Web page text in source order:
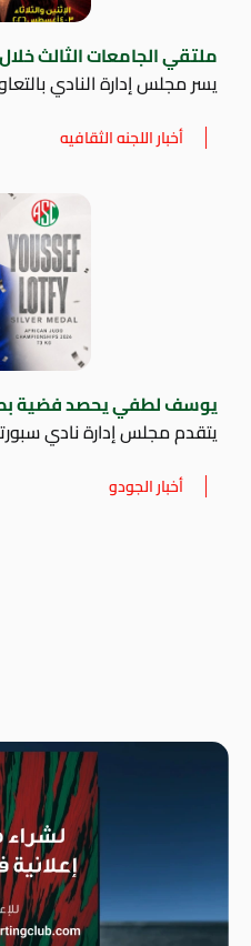
ملتقي الجامعات الثالث
يسر مجلس إدارة النادي
أخبار اللجنه الثقافيه
يوسف لطفي يحصد فضية
يتقدم مجلس إدارة نادي
أخبار الجودو